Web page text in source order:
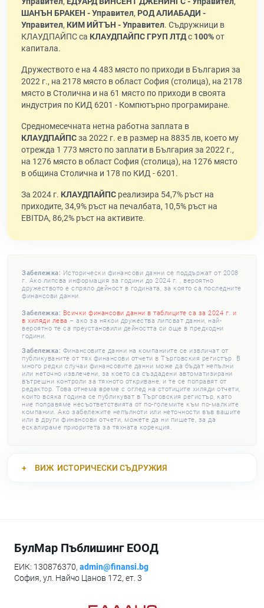
ШАНЪН БРАКЕН - Управител, РОД АЛИАБАДИ -
Управител, КИМ ИЙТЪН - Управител. Съдружници в
КЛАУДПАЙПС са КЛАУДПАЙПС ГРУП ЛТДс 100%от
капитала.
Дружеството е на 4 483 място по приходи в България за
2022 г., на 2178 място в област София (столица), на 2178
място в Столична и на 61 място по приходи в своята
индустрия по КИД 6201 - Компютърно програмиране.
Средномесечната нетна работна заплата в
КЛАУДПАЙПСза 2022 г. е в размер на 8835 лв, което му
отрежда 1 773 място по заплати в България за 2022 г.,
на 1276 място в област София (столица), на 1276 място
в община Столична и 178 по КИД - 6201.
За 2024 г. КЛАУДПАЙПС реализира 54,7% ръст на
приходите, 34,9% ръст на печалбата, 10,5% ръст на
EBITDA, 86,2% ръст на активите.
Забележка: Исторически финансови данни се поддържат от 2008
г. Ако липсва информация за години до 2024 г. , вероятно
дружеството е спряло дейност в годината, за която са последните
финансови данни.
Забележка: Всички финансови данни в таблиците са за 2024 г. и
в хиляди лева – ако за някои дружества липсват данни, най-
вероятно те са преустановили дейността си още в предходни
години.
Забележка: Финансовите данни на компаниите се извличат от
публикуваните от тях финансови отчети в Търговския регистър. В
много редки случаи финансовите данни може да бъдат непълни
или неточно извлечени, за което са създадени автоматизирани
вътрешни контроли за тяхното откриване, и те се поправят от
редактор. Това отнема време с оглед на стотиците хиляди отчети,
които всяка година се публикуват в Търговския регистър, като
ние поправяме несъответствията от по-големите към по-малките
компании. Ако забележите непълноти или неточности във вашите
или в други финансови отчети, можете да ни пишете, за да
ескалираме приоритета за тяхната корекция.
ВИЖ ИСТОРИЧЕСКИ СЪДРУЖИЯ
БулМар Пъблишинг ЕООД
ЕИК: 130876370, admin@finansi.bg
София, ул. Найчо Цанов 172, ет. 3